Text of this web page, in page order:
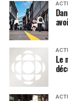
saveurs,
passion,
Post Views:
Le